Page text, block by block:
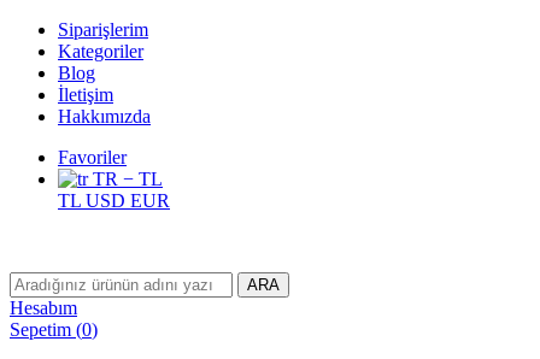
Siparişlerim
Kategoriler
Blog
İletişim
Hakkımızda
Favoriler
TR − TL
TL USD EUR
ARA
Hesabım
Sepetim (0)